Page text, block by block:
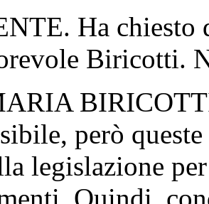
Ha chiesto
Biricotti.
però
legislazione